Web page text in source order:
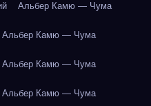
Альбер Камю — Чума
Альбер Камю — Чума
Альбер Камю — Чума
Альбер Камю — Чума